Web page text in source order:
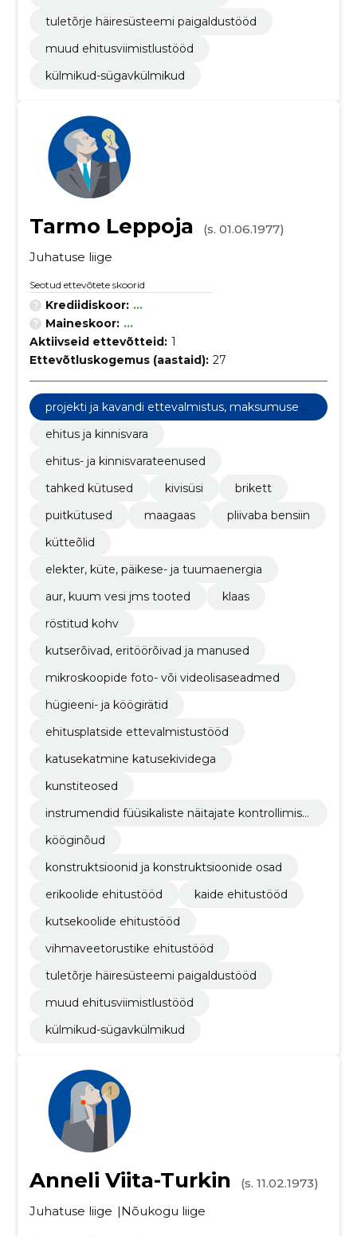
tuletõrje häiresüsteemi paigaldustööd
muud ehitusviimistlustööd
külmikud-sügavkülmikud
Tarmo Leppoja
(s. 01.06.1977)
Juhatuse liige
Seotud ettevõtete skoorid
Krediidiskoor: ...
Maineskoor: ...
Aktiivseid ettevõtteid: 1
Ettevõtluskogemus (aastaid): 27
projekti ja kavandi ettevalmistus, maksumuse hi
ndamine
ehitus ja kinnisvara
ehitus- ja kinnisvarateenused
tahked kütused
kivisüsi
brikett
puitkütused
maagaas
pliivaba bensiin
kütteõlid
elekter, küte, päikese- ja tuumaenergia
aur, kuum vesi jms tooted
klaas
röstitud kohv
kutserõivad, eritöörõivad ja manused
mikroskoopide foto- või videolisaseadmed
hügieeni- ja köögirätid
ehitusplatside ettevalmistustööd
katusekatmine katusekividega
kunstiteosed
instrumendid füüsikaliste näitajate kontrollimise
kööginõud
konstruktsioonid ja konstruktsioonide osad
erikoolide ehitustööd
kaide ehitustööd
kutsekoolide ehitustööd
vihmaveetorustike ehitustööd
tuletõrje häiresüsteemi paigaldustööd
muud ehitusviimistlustööd
külmikud-sügavkülmikud
Anneli Viita-Turkin
(s. 11.02.1973)
Juhatuse liige
Nõukogu liige